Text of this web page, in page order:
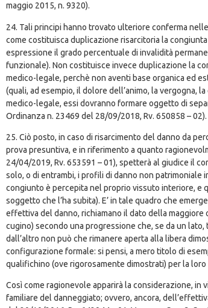
maggio 2015, n. 9320).
24. Tali principi hanno trovato ulteriore conferma
come costituisca duplicazione risarcitoria la
espressione il grado percentuale di invalidità
funzionale). Non costituisce invece duplicazione la
medico-legale, perchè non aventi base organica ed
(quali, ad esempio, il dolore dell’animo, la vergogna,
medico-legale, essi dovranno formare oggetto di
Ordinanza n. 23469 del 28/09/2018, Rv. 650858 – 02).
25. Ciò posto, in caso di risarcimento del danno da
prova presuntiva, e in riferimento a quanto
24/04/2019, Rv. 653591 – 01), spetterà al giudice il
solo, o di entrambi, i profili di danno non
congiunto è percepita nel proprio vissuto interiore, e
soggetto che l’ha subita). E’ in tale quadro che
effettiva del danno, richiamano il dato della
cugino) secondo una progressione che, se da un
dall’altro non può che rimanere aperta alla libera
configurazione formale: si pensi, a mero titolo di
qualifichino (ove rigorosamente dimostrati) per la
Così come ragionevole apparirà la considerazione,
familiare del danneggiato; ovvero, ancora,